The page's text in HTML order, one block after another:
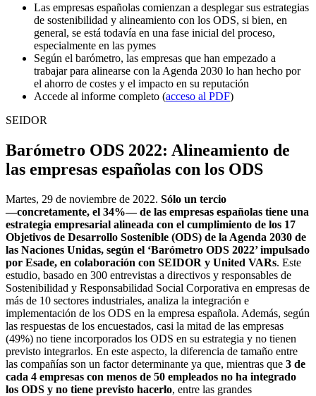
Las empresas españolas comienzan a desplegar sus estrategias
de sostenibilidad y alineamiento con los ODS, si bien, en
general, se está todavía en una fase inicial del proceso,
especialmente en las pymes
Según el barómetro, las empresas que han empezado a
trabajar para alinearse con la Agenda 2030 lo han hecho por
el ahorro de costes y el impacto en su reputación
Accede al informe completo (acceso al PDF)
SEIDOR
Barómetro ODS 2022: Alineamiento de
las empresas españolas con los ODS
Martes, 29 de noviembre de 2022. Sólo un tercio
―concretamente, el 34%― de las empresas españolas tiene una
estrategia empresarial alineada con el cumplimiento de los 17
Objetivos de Desarrollo Sostenible (ODS) de la Agenda 2030 de
las Naciones Unidas, según el ‘Barómetro ODS 2022’ impulsado
por Esade, en colaboración con SEIDOR y United VARs. Este
estudio, basado en 300 entrevistas a directivos y responsables de
Sostenibilidad y Responsabilidad Social Corporativa en empresas de
más de 10 sectores industriales, analiza la integración e
implementación de los ODS en la empresa española. Además, según
las respuestas de los encuestados, casi la mitad de las empresas
(49%) no tiene incorporados los ODS en su estrategia y no tienen
previsto integrarlos. En este aspecto, la diferencia de tamaño entre
las compañías son un factor determinante ya que, mientras que 3 de
cada 4 empresas con menos de 50 empleados no ha integrado
los ODS y no tiene previsto hacerlo, entre las grandes